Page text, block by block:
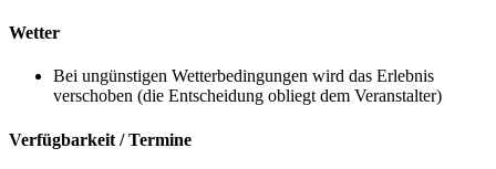
Wetter
Bei ungünstigen Wetterbedingungen wird das Erlebnis
verschoben (die Entscheidung obliegt dem Veranstalter)
Verfügbarkeit / Termine